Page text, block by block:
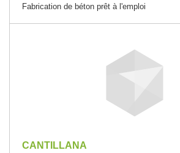
Fabrication de béton prêt à l'emploi
CANTILLANA